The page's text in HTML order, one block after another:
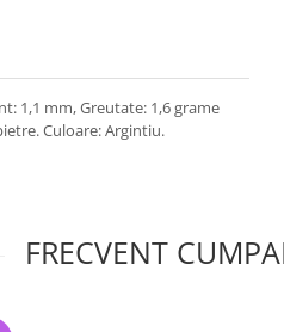
1,1 mm, Greutate: 1,6 grame
Culoare: Argintiu.
FRECVENT